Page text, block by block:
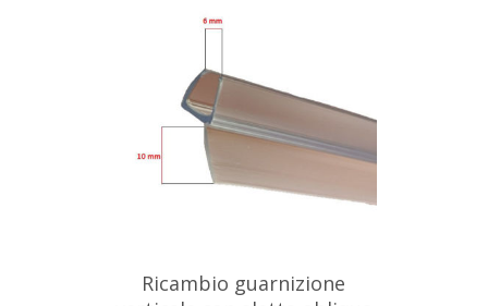
Ricambio guarnizione